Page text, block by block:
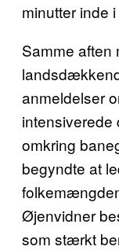
minutter inde
Samme aften
anmeldelser
omkring
begyndte at
Øjenvidner
som stærkt